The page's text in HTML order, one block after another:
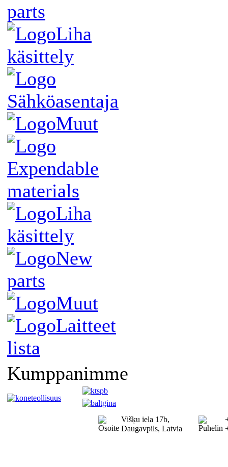
parts
Liha
käsittely
Sähköasentaja
Muut
Expendable
materials
Liha
käsittely
New
parts
Muut
Laitteet
lista
Kumppanimme
Višķu iela 17b,
Daugavpils, Latvia